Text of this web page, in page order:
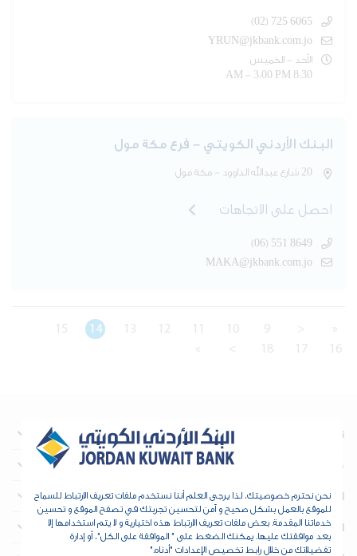
(02) 725 6065
YRUN@jkbank.com.jo
الأحد - الخميس
8:30 AM - 3:00 PM
البنك الأردني الكويتي - فرع مكة مول
20 شارع عبدالله الداوود - مكة مول
احصل على الاتجاهات
(06) 551 8649
MAKA@jkbank.com.jo
9
10
11
12
13
14
15
16
17
18
>
نبذة عن البنك
معلومات تهم المستثمرين
العقارات
الخزينة والمؤسسات المالية
نحن نحترم خصوصيتك، لذا يرجى العلم أننا نستخدم ملفات تعريف الارتباط للسماح
للموقع بالعمل بشكل صحيح و آمن لتحسين تجربتك في تصفح الموقع و تحسين
خدماتنا المقدمة. بعض ملفات تعريف الارتباط هذه اختيارية و لا يتم استخدامها إلا
بعد موافقتك عليها. يمكنك الضغط على " الموافقة على الكل"، أو إدارة
تفضيلاتك من خلال رابط تخصيص الإعدادات "أدناه."